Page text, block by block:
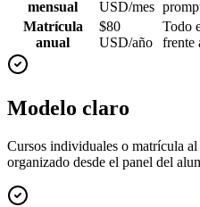
mensual
USD/mes
Matrícula
anual
$80
USD/año
Todo
frente
Modelo claro
Cursos individuales o matrícula
organizado desde el panel del